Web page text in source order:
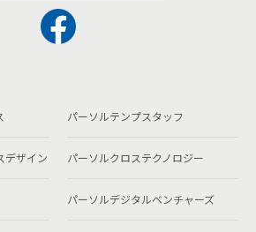
パーソルテンプスタッフ
デザイン パーソルクロステクノロジー
パーソルデジタルベンチャーズ